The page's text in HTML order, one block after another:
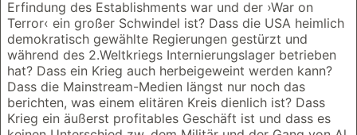
Erfindung des Establishments war und der ›War on
Terror‹ ein großer Schwindel ist? Dass die USA heimlich
demokratisch gewählte Regierungen gestürzt und
während des 2.Weltkriegs Internierungslager betrieben
hat? Dass ein Krieg auch herbeigeweint werden kann?
Dass die Mainstream-Medien längst nur noch das
berichten, was einem elitären Kreis dienlich ist? Dass
Krieg ein äußerst profitables Geschäft ist und dass es